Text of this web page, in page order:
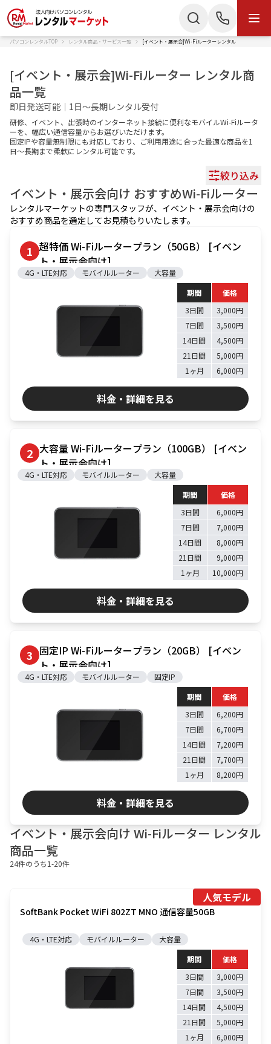
商品カテゴリー
ノートパソコン Mac
デスクトップPC IPad
スターリンク 液晶ディスプレイ
スマートフォン プリンター
プロジェクター
周辺機器
ソフトウェア・オプショ
安心補償プラン
キッティング データ消去
ご利用ガイド
ご返却方法
レンタル利用期間につい 配送について
よくあるご質問
かんたん見積もり
050-3135-2199
受付時間 9：00〜17：30（土日祝休）
Webでのお問い合わせ
かんたん見積もり
資料ダウンロード
パソコンレンタルTOP レンタル商品・サービス一覧 [イベント・展示会]Wi-Fiルーターレンタル
[イベント・展示会]Wi-Fiルーター レンタル商
品一覧
即日発送可能｜1日～長期レンタル受付
研修、イベント、出張時のインターネット接続に便利なモバイルWi-Fiルータ
ーを、幅広い通信容量からお選びいただけます。
固定IPや容量無制限にも対応しており、ご利用用途に合った最適な商品を1
日〜長期まで柔軟にレンタル可能です。
絞り込み
イベント・展示会向け おすすめWi-Fiルーター
レンタルマーケットの専門スタッフが、 イベント・展示会向けの
おすすめ商品を選定してお見積もりいたします。
1 超特価 Wi-Fiルータープラン（50GB） [イベン
ト・展示会向け]
4G・LTE対応 モバイルルーター
大容量
期間
価格
3日間
3,000円
7日間
3,500円
14日間
4,500円
21日間
5,000円
1ヶ月
6,000円
料金・詳細を見る
2 大容量 Wi-Fiルータープラン（100GB） [イベン
ト・展示会向け]
4G・LTE対応 モバイルルーター
大容量
期間
価格
3日間
6,000円
7日間
7,000円
14日間
8,000円
21日間
9,000円
1ヶ月
10,000円
料金・詳細を見る
3 固定IP Wi-Fiルータープラン（20GB） [イベン
ト・展示会向け]
4G・LTE対応 モバイルルーター
固定IP
期間
価格
3日間
6,200円
7日間
6,700円
14日間
7,200円
21日間
7,700円
1ヶ月
8,200円
料金・詳細を見る
イベント・展示会向け Wi-Fiルーター レンタル
商品一覧
24件のうち1-20件
SoftBank Pocket WiFi 802ZT MNO 通信容量50GB
4G・LTE対応 モバイルルーター
大容量
期間
価格
3日間
3,000円
7日間
3,500円
14日間
4,500円
21日間
5,000円
1ヶ月
6,000円
人気モデル